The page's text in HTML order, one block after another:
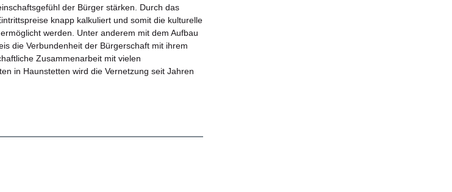
der Bürger stärken. Durch das
knapp kalkuliert und somit die kulturelle
werden. Unter anderem mit dem Aufbau
die Verbundenheit der Bürgerschaft mit ihrem
Zusammenarbeit mit vielen
in Haunstetten wird die Vernetzung seit Jahren